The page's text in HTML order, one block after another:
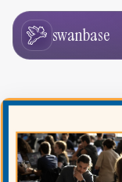
swanbase